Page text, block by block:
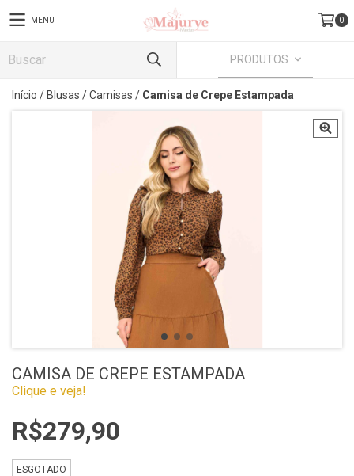
MENU 0
PRODUTOS
Início / Blusas /Camisas / Camisa de Crepe Estampada
CAMISA DE CREPE ESTAMPADA
Clique e veja!
R$279,90
ESGOTADO